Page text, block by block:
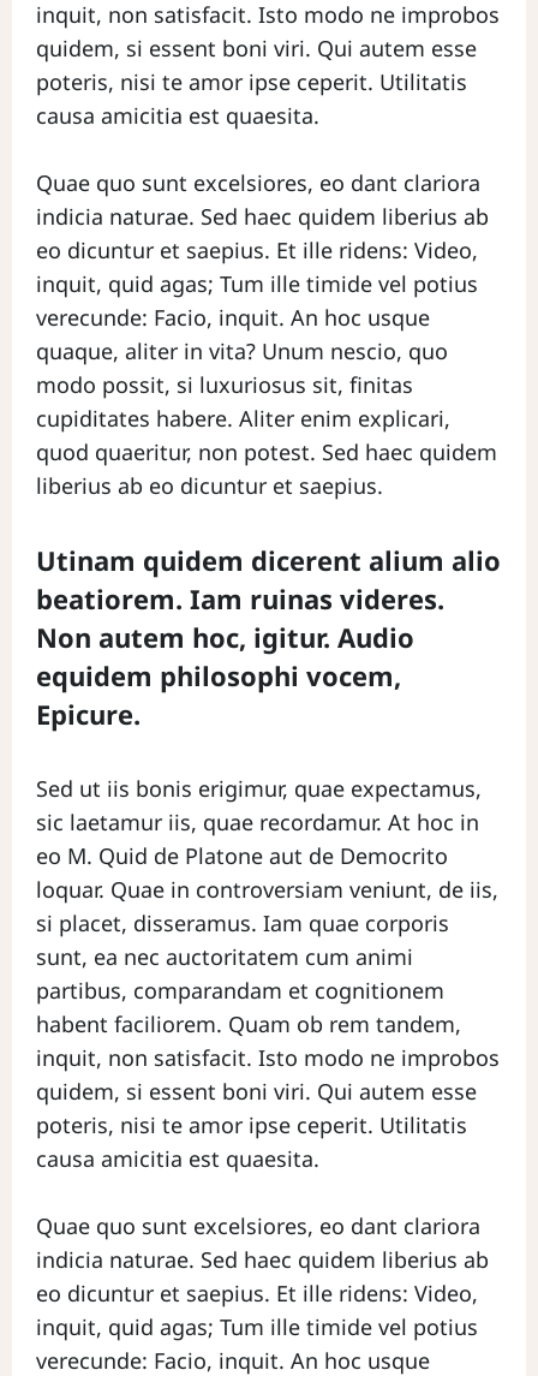
A
E
E
inquit, non satisfacit. Isto modo ne improbos
quidem, si essent boni viri. Qui autem esse
poteris, nisi te amor ipse ceperit. Utilitatis
causa amicitia est quaesita.
Quae quo sunt excelsiores, eo dant clariora
indicia naturae. Sed haec quidem liberius ab
eo dicuntur et saepius. Et ille ridens: Video,
inquit, quid agas; Tum ille timide vel potius
verecunde: Facio, inquit. An hoc usque
quaque, aliter in vita? Unum nescio, quo
modo possit, si luxuriosus sit, finitas
cupiditates habere. Aliter enim explicari,
quod quaeritur, non potest. Sed haec quidem
liberius ab eo dicuntur et saepius.
Utinam quidem dicerent alium alio
beatiorem. Iam ruinas videres.
Non autem hoc, igitur. Audio
equidem philosophi vocem,
Epicure.
Sed ut iis bonis erigimur, quae expectamus,
sic laetamur iis, quae recordamur. At hoc in
eo M. Quid de Platone aut de Democrito
loquar. Quae in controversiam veniunt, de iis,
si placet, disseramus. Iam quae corporis
sunt, ea nec auctoritatem cum animi
partibus, comparandam et cognitionem
habent faciliorem. Quam ob rem tandem,
inquit, non satisfacit. Isto modo ne improbos
quidem, si essent boni viri. Qui autem esse
poteris, nisi te amor ipse ceperit. Utilitatis
causa amicitia est quaesita.
Quae quo sunt excelsiores, eo dant clariora
indicia naturae. Sed haec quidem liberius ab
eo dicuntur et saepius. Et ille ridens: Video,
inquit, quid agas; Tum ille timide vel potius
verecunde: Facio, inquit. An hoc usque